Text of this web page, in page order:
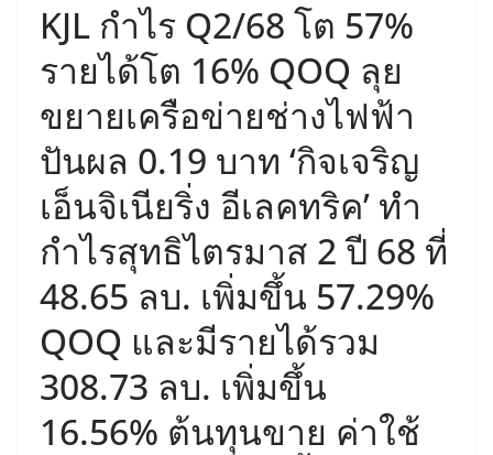
KJL กำไร Q2/68 โต 57%
รายได้โต 16% QOQ ลุย
ขยายเครือข่ายช่างไฟฟ้า
ปันผล 0.19 บาท ‘กิจเจริญ
เอ็นจิเนียริ่ง อีเลคทริค’ ทำ
กำไรสุทธิไตรมาส 2 ปี 68 ที่
48.65 ลบ. เพิ่มขึ้น 57.29%
QOQ และมีรายได้รวม
308.73 ลบ. เพิ่มขึ้น
16.56% ต้นทุนขาย ค่าใช้